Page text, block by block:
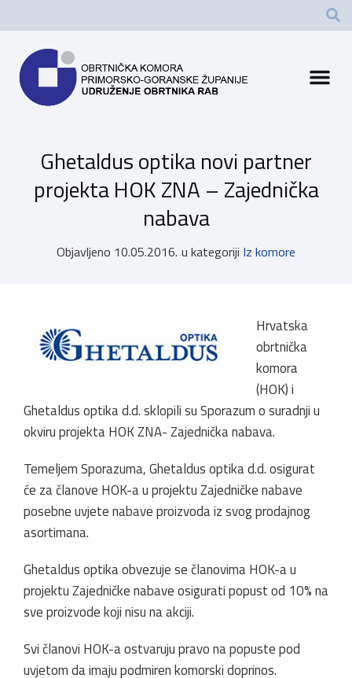
Ghetaldus optika novi partner
projekta HOK ZNA – Zajednička
nabava
Objavljeno 10.05.2016. u kategoriji Iz komore
Hrvatska
obrtnička
komora
(HOK) i
Ghetaldus optika d.d. sklopili su Sporazum o suradnji u
okviru projekta HOK ZNA- Zajednička nabava.
Temeljem Sporazuma, Ghetaldus optika d.d. osigurat
će za članove HOK-a u projektu Zajedničke nabave
posebne uvjete nabave proizvoda iz svog prodajnog
asortimana.
Ghetaldus optika obvezuje se članovima HOK-a u
projektu Zajedničke nabave osigurati popust od 10% na
sve proizvode koji nisu na akciji.
Svi članovi HOK-a ostvaruju pravo na popuste pod
uvjetom da imaju podmiren komorski doprinos.